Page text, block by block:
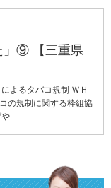
」⑨ 【三重県
よるタバコ規制 ＷＨ
の規制に関する枠組協
...